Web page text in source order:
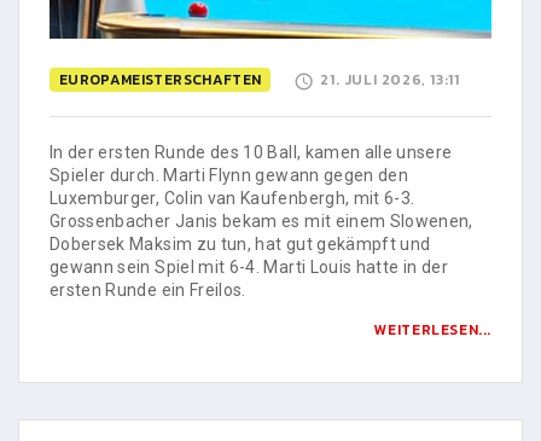
EUROPAMEISTERSCHAFTEN 21. JULI 2026, 13:11
In der ersten Runde des 10 Ball, kamen alle unsere
Spieler durch. Marti Flynn gewann gegen den
Luxemburger, Colin van Kaufenbergh, mit 6-3.
Grossenbacher Janis bekam es mit einem Slowenen,
Dobersek Maksim zu tun, hat gut gekämpft und
gewann sein Spiel mit 6-4. Marti Louis hatte in der
ersten Runde ein Freilos.
WEITERLESEN...